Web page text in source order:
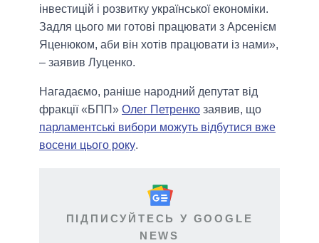
інвестицій і розвитку української економіки.
Задля цього ми готові працювати з Арсенієм
Яценюком, аби він хотів працювати із нами»,
– заявив Луценко.
Нагадаємо, раніше народний депутат від
фракції «БПП» Олег Петренко заявив, що
парламентські вибори можуть відбутися вже
восени цього року.
ПІДПИСУЙТЕСЬ У GOOGLE
NEWS